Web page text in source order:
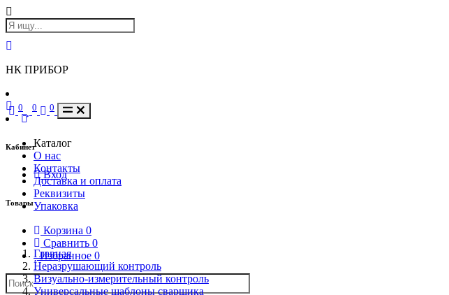
НК ПРИБОР
Кабинет
Вход
Товары
Корзина 0
Сравнить 0
Избранное 0
0 0 0
Каталог
О нас
Контакты
Доставка и оплата
Реквизиты
Упаковка
Главная
Неразрушающий контроль
Визуально-измерительный контроль
Универсальные шаблоны сварщика